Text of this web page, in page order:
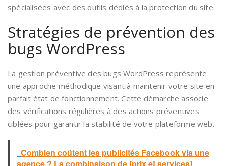
spécialisées avec des outils dédiés à la protection du site.
Stratégies de prévention des
bugs WordPress
La gestion préventive des bugs WordPress représente
une approche méthodique visant à maintenir votre site en
parfait état de fonctionnement. Cette démarche associe
des vérifications régulières à des actions préventives
ciblées pour garantir la stabilité de votre plateforme web.
Combien coûtent les publicités Facebook via une
agence ? La combinaison de [prix et services]